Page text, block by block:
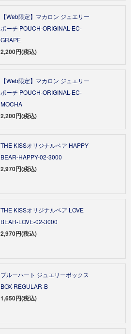
【Web限定】マカロン ジュエリー
ポーチ POUCH-ORIGINAL-EC-
GRAPE
2,200円(税込)
【Web限定】マカロン ジュエリー
ポーチ POUCH-ORIGINAL-EC-
MOCHA
2,200円(税込)
THE KISSオリジナルベア HAPPY
BEAR-HAPPY-02-3000
2,970円(税込)
THE KISSオリジナルベア LOVE
BEAR-LOVE-02-3000
2,970円(税込)
ブルーハート ジュエリーボックス
BOX-REGULAR-B
1,650円(税込)